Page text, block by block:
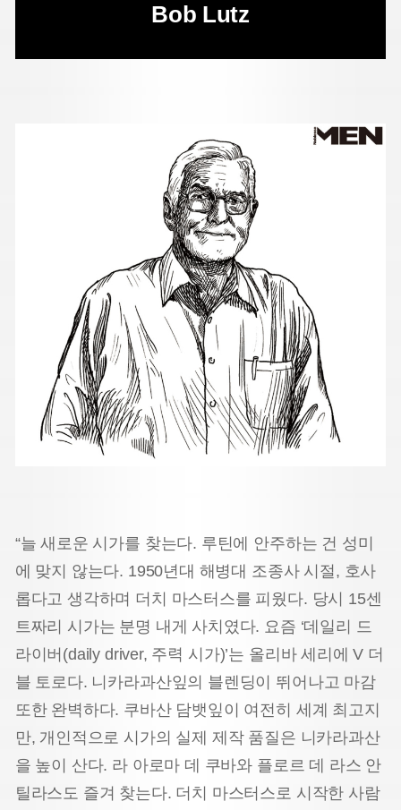
Bob Lutz
“늘 새로운 시가를 찾는다. 루틴에 안주하는 건 성미
에 맞지 않는다. 1950년대 해병대 조종사 시절, 호사
롭다고 생각하며 더치 마스터스를 피웠다. 당시 15센
트짜리 시가는 분명 내게 사치였다. 요즘 ‘데일리 드
라이버(daily driver, 주력 시가)’는 올리바 세리에 V 더
블 토로다. 니카라과산잎의 블렌딩이 뛰어나고 마감
또한 완벽하다. 쿠바산 담뱃잎이 여전히 세계 최고지
만, 개인적으로 시가의 실제 제작 품질은 니카라과산
을 높이 산다. 라 아로마 데 쿠바와 플로르 데 라스 안
틸라스도 즐겨 찾는다. 더치 마스터스로 시작한 사람